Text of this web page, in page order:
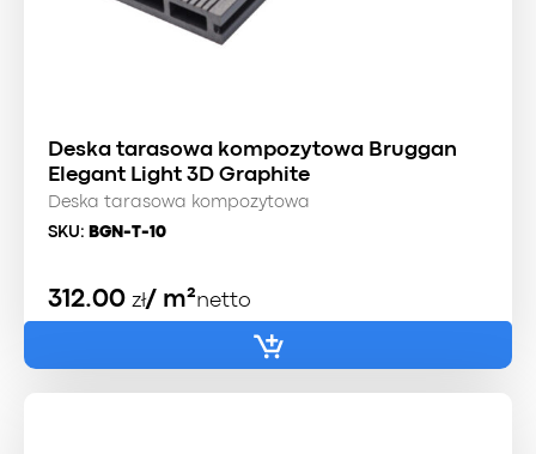
Deska tarasowa kompozytowa Bruggan
Elegant Light 3D Graphite
Deska tarasowa kompozytowa
SKU: BGN-T-10
312.00 zł/ m²netto